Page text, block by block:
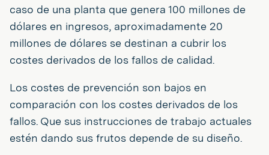
caso de una planta que genera 100 millones de
dólares en ingresos, aproximadamente 20
millones de dólares se destinan a cubrir los
costes derivados de los fallos de calidad.
Los costes de prevención son bajos en
comparación con los costes derivados de los
fallos. Que sus instrucciones de trabajo actuales
estén dando sus frutos depende de su diseño.